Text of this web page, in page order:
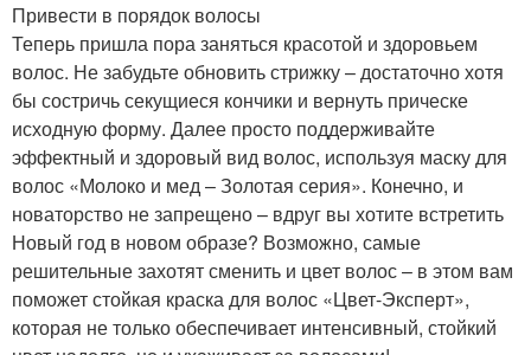
Привести в порядок волосы
Теперь пришла пора заняться красотой и здоровьем
волос. Не забудьте обновить стрижку – достаточно хотя
бы состричь секущиеся кончики и вернуть прическе
исходную форму. Далее просто поддерживайте
эффектный и здоровый вид волос, используя маску для
волос «Молоко и мед – Золотая серия». Конечно, и
новаторство не запрещено – вдруг вы хотите встретить
Новый год в новом образе? Возможно, самые
решительные захотят сменить и цвет волос – в этом вам
поможет стойкая краска для волос «Цвет-Эксперт»,
которая не только обеспечивает интенсивный, стойкий